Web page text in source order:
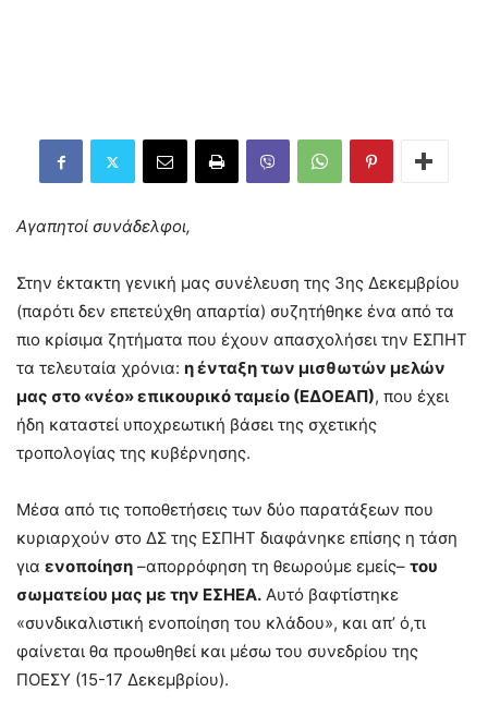
Αγαπητοί συνάδελφοι,
Στην έκτακτη γενική μας συνέλευση της 3ης Δεκεμβρίου
(παρότι δεν επετεύχθη απαρτία) συζητήθηκε ένα από τα
πιο κρίσιμα ζητήματα που έχουν απασχολήσει την ΕΣΠΗΤ
τα τελευταία χρόνια: η ένταξη των μισθωτών μελών
μας στο «νέο» επικουρικό ταμείο (ΕΔΟΕΑΠ), που έχει
ήδη καταστεί υποχρεωτική βάσει της σχετικής
τροπολογίας της κυβέρνησης.
Μέσα από τις τοποθετήσεις των δύο παρατάξεων που
κυριαρχούν στο ΔΣ της ΕΣΠΗΤ διαφάνηκε επίσης η τάση
για ενοποίηση –απορρόφηση τη θεωρούμε εμείς– του
σωματείου μας με την ΕΣΗΕΑ. Αυτό βαφτίστηκε
«συνδικαλιστική ενοποίηση του κλάδου», και απ’ ό,τι
φαίνεται θα προωθηθεί και μέσω του συνεδρίου της
ΠΟΕΣΥ (15-17 Δεκεμβρίου).